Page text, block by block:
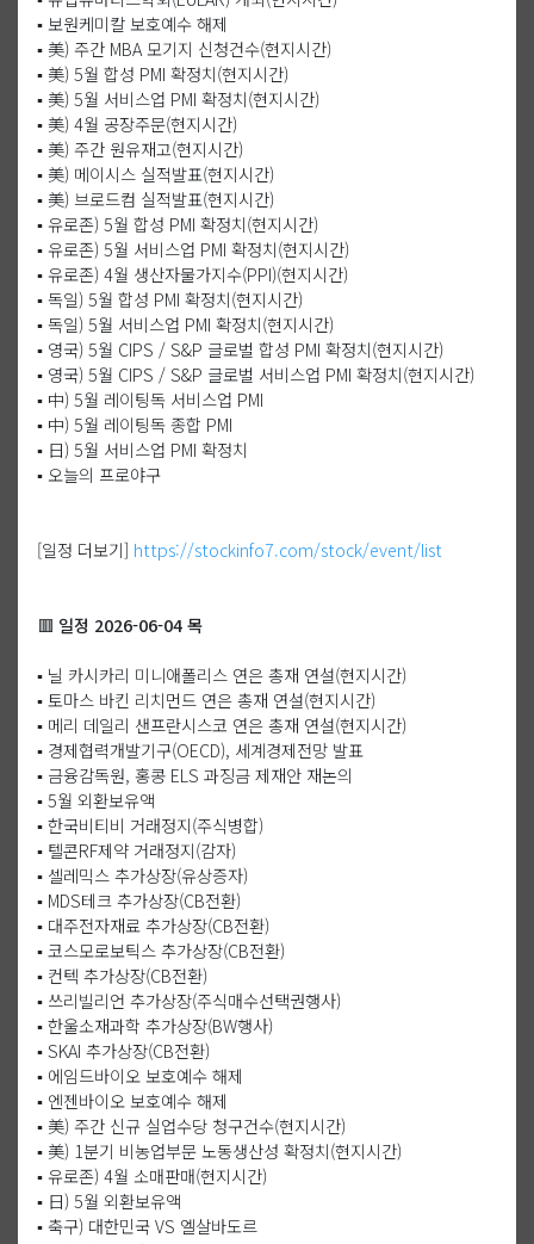
▪️ 보원케미칼 보호예수 해제
▪️ 美) 주간 MBA 모기지 신청건수(현지시간)
▪️ 美) 5월 합성 PMI 확정치(현지시간)
▪️ 美) 5월 서비스업 PMI 확정치(현지시간)
▪️ 美) 4월 공장주문(현지시간)
▪️ 美) 주간 원유재고(현지시간)
▪️ 美) 메이시스 실적발표(현지시간)
▪️ 美) 브로드컴 실적발표(현지시간)
▪️ 유로존) 5월 합성 PMI 확정치(현지시간)
▪️ 유로존) 5월 서비스업 PMI 확정치(현지시간)
▪️ 유로존) 4월 생산자물가지수(PPI)(현지시간)
▪️ 독일) 5월 합성 PMI 확정치(현지시간)
▪️ 독일) 5월 서비스업 PMI 확정치(현지시간)
▪️ 영국) 5월 CIPS / S&P 글로벌 합성 PMI 확정치(현지시간)
▪️ 영국) 5월 CIPS / S&P 글로벌 서비스업 PMI 확정치(현지시간)
▪️ 中) 5월 레이팅독 서비스업 PMI
▪️ 中) 5월 레이팅독 종합 PMI
▪️ 日) 5월 서비스업 PMI 확정치
▪️ 오늘의 프로야구
[일정 더보기] https://stockinfo7.com/stock/event/list
🟥 일정 2026-06-04 목
▪️ 닐 카시카리 미니애폴리스 연은 총재 연설(현지시간)
▪️ 토마스 바킨 리치먼드 연은 총재 연설(현지시간)
▪️ 메리 데일리 샌프란시스코 연은 총재 연설(현지시간)
▪️ 경제협력개발기구(OECD), 세계경제전망 발표
▪️ 금융감독원, 홍콩 ELS 과징금 제재안 재논의
▪️ 5월 외환보유액
▪️ 한국비티비 거래정지(주식병합)
▪️ 텔콘RF제약 거래정지(감자)
▪️ 셀레믹스 추가상장(유상증자)
▪️ MDS테크 추가상장(CB전환)
▪️ 대주전자재료 추가상장(CB전환)
▪️ 코스모로보틱스 추가상장(CB전환)
▪️ 컨텍 추가상장(CB전환)
▪️ 쓰리빌리언 추가상장(주식매수선택권행사)
▪️ 한울소재과학 추가상장(BW행사)
▪️ SKAI 추가상장(CB전환)
▪️ 에임드바이오 보호예수 해제
▪️ 엔젠바이오 보호예수 해제
▪️ 美) 주간 신규 실업수당 청구건수(현지시간)
▪️ 美) 1분기 비농업부문 노동생산성 확정치(현지시간)
▪️ 유로존) 4월 소매판매(현지시간)
▪️ 日) 5월 외환보유액
▪️ 축구) 대한민국 VS 엘살바도르